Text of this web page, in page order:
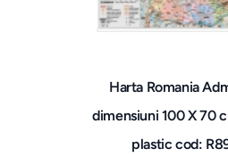
Harta Romania
dimensiuni 100 X 70
plastic cod: